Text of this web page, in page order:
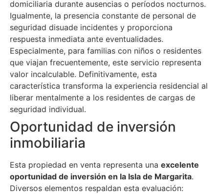
domiciliaria durante ausencias o períodos nocturnos.
Igualmente, la presencia constante de personal de
seguridad disuade incidentes y proporciona
respuesta inmediata ante eventualidades.
Especialmente, para familias con niños o residentes
que viajan frecuentemente, este servicio representa
valor incalculable. Definitivamente, esta
característica transforma la experiencia residencial al
liberar mentalmente a los residentes de cargas de
seguridad individual.
Oportunidad de inversión
inmobiliaria
Esta propiedad en venta representa una excelente
oportunidad de inversión en la Isla de Margarita.
Diversos elementos respaldan esta evaluación: